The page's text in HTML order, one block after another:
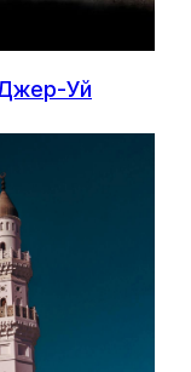
Уй